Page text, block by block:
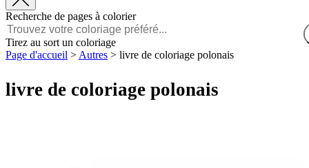
Français
POLSKI
FRANÇAIS
MALAGASY
Recherche de pages à colorier
Tirez au sort un coloriage
Page d'accueil > Autres > livre de coloriage polonais
livre de coloriage polonais